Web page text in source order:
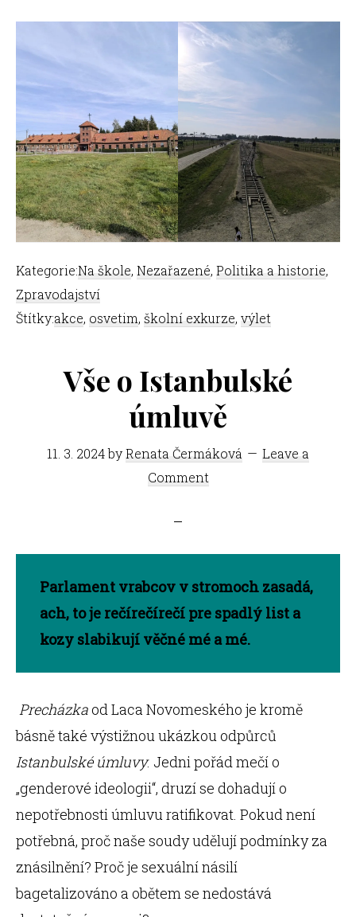
Kategorie:Na škole, Nezařazené, Politika a historie,
Zpravodajství
Štítky:akce, osvetim, školní exkurze, výlet
Vše o Istanbulské
úmluvě
11. 3. 2024byRenata Čermáková
Leave a
Comment
Parlament vrabcov v stromoch zasadá,
ach, to je rečírečírečí pre spadlý list a
kozy slabikují věčné mé a mé.
Precházka od Laca Novomeského je kromě
básně také výstižnou ukázkou odpůrců
Istanbulské úmluvy. Jedni pořád mečí o
„genderové ideologii“, druzí se dohadují o
nepotřebnosti úmluvu ratifikovat. Pokud není
potřebná, proč naše soudy udělují podmínky za
znásilnění? Proč je sexuální násilí
bagetalizováno a obětem se nedostává